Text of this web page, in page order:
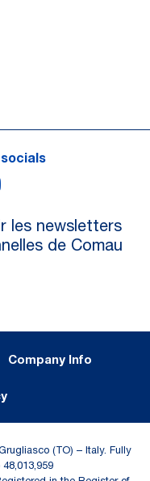
les newsletters
de Comau
Company Info
(TO) – Italy. Fully